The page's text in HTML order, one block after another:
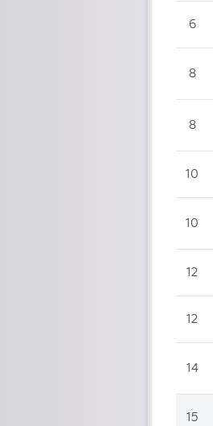
6
8
8
10
10
12
12
14
15